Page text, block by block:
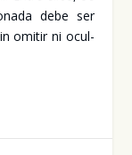
debe ser
omi­tir ni ocul­